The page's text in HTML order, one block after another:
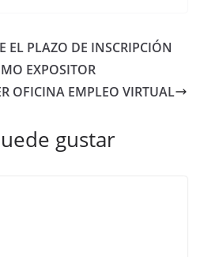
EL PLAZO DE INSCRIPCIÓN
EXPOSITOR
OFICINA EMPLEO VIRTUAL
gustar